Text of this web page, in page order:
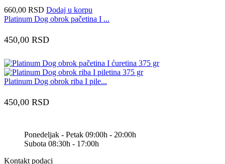
660,00 RSD Dodaj u korpu
Platinum Dog obrok pačetina I ...
450,00 RSD
Platinum Dog obrok riba I pile...
450,00 RSD
Ponedeljak - Petak 09:00h - 20:00h
Subota 08:30h - 17:00h
Kontakt podaci